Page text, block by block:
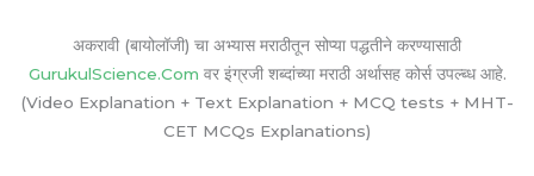
अकरावी (बायोलॉजी) चा अभ्यास मराठीतून सोप्या पद्धतीने करण्यासाठी
GurukulScience.Com वर इंग्रजी शब्दांच्या मराठी अर्थासह कोर्स उपल्ब्ध आहे.
(Video Explanation + Text Explanation + MCQ tests + MHT-
CET MCQs Explanations)